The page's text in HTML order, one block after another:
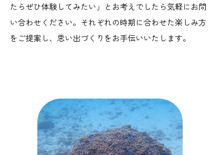
たらぜひ体験してみたい」とお考えでしたら気軽にお問
い合わせください。それぞれの時期に合わせた楽しみ方
をご提案し、思い出づくりをお手伝いいたします。